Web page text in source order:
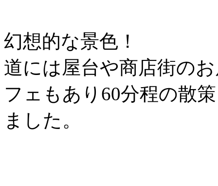
幻想的な景色！
道には屋台や商店街の
フェもあり60分程の散
ました。